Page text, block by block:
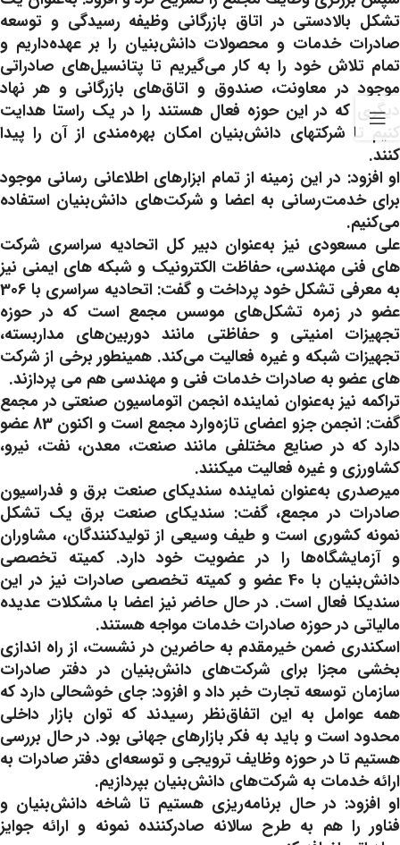
تشکل بالادستی در اتاق بازرگانی وظیفه رسیدگی و توسعه
صادرات خدمات و محصولات دانش‌بنیان را بر عهده‌داریم و
تمام تلاش خود را به کار می‌گیریم تا پتانسیل‌های صادراتی
موجود در معاونت، صندوق و اتاق‌های بازرگانی و هر نهاد
دیگری که در این حوزه فعال هستند را در یک راستا هدایت
کنیم تا شرکتهای دانش‌بنیان امکان بهره‌مندی از آن را پیدا
کنند.
او افزود: در این زمینه از تمام ابزارهای اطلاعانی رسانی موجود
برای خدمت‌رسانی به اعضا و شرکت‌های دانش‌بنیان استفاده
می‌کنیم.
علی مسعودی نیز به‌عنوان دبیر کل اتحادیه سراسری شرکت
های فنی مهندسی، حفاظت الکترونیک و شبکه های ایمنی نیز
به معرفی تشکل خود پرداخت و گفت: اتحادیه سراسری با 306
عضو در زمره تشکل‌های موسس مجمع است که در حوزه
تجهیزات امنیتی و حفاظتی مانند دوربین‌های مداربسته،
تجهیزات شبکه و غیره فعالیت می‌کند. همینطور برخی از شرکت
های عضو به صادرات خدمات فنی و مهندسی هم می پردازند.
تراکمه نیز به‌عنوان نماینده انجمن اتوماسیون صنعتی در مجمع
گفت: انجمن جزو اعضای تازه‌وارد مجمع است و اکنون 83 عضو
دارد که در صنایع مختلفی مانند صنعت، معدن، نفت، نیرو،
کشاورزی و غیره فعالیت میکنند.
میرصدری به‌عنوان نماینده سندیکای صنعت برق و فدراسیون
صادرات در مجمع، گفت: سندیکای صنعت برق یک تشکل
نمونه کشوری است و طیف وسیعی از تولیدکنندگان، مشاوران
و آزمایشگاه‌ها را در عضویت خود دارد. کمیته تخصصی
دانش‌بنیان با 40 عضو و کمیته تخصصی صادرات نیز در این
سندیکا فعال است. در حال حاضر نیز اعضا با مشکلات عدیده
مالیاتی در حوزه صادرات خدمات مواجه هستند.
اسکندری ضمن خیرمقدم به حاضرین در نشست، از راه اندازی
بخشی مجزا برای شرکت‌های دانش‌بنیان در دفتر صادرات
سازمان توسعه تجارت خبر داد و افزود: جای خوشحالی دارد که
همه عوامل به این اتفاق‌نظر رسیدند که توان بازار داخلی
محدود است و باید به فکر بازارهای جهانی بود. در حال بررسی
هستیم تا در حوزه وظایف ترویجی و توسعه‌ای دفتر صادرات به
ارائه خدمات به شرکت‌های دانش‌بنیان بپردازیم.
او افزود: در حال برنامه‌ریزی هستیم تا شاخه دانش‌بنیان و
فناور را هم به طرح سالانه صادرکننده نمونه و ارائه جوایز